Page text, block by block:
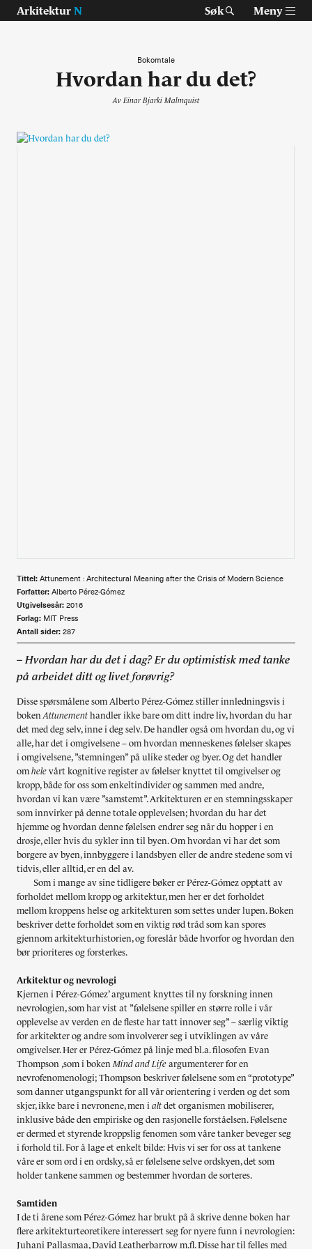
Arkitektur N Søk Meny
Tidsskrift for arkitektur, interiør og landskap
Temaer
Bokomtale
Hvordan har du det?
Av Einar Bjarki Malmquist
Tittel: Attunement : Architectural Meaning after the Crisis of Modern Science
Forfatter: Alberto Pérez-Gómez
Utgivelsesår: 2016
Forlag: MIT Press
Antall sider: 287
– Hvordan har du det i dag? Er du optimistisk med tanke
på arbeidet ditt og livet forøvrig?
Disse spørsmålene som Alberto Pérez-Gómez stiller innledningsvis i
bokenAttunement handler ikke bare om ditt indre liv, hvordan du har
det med deg selv, inne i deg selv. De handler også om hvordan du, og vi
alle, har det i omgivelsene – om hvordan menneskenes følelser skapes
i omgivelsene, ”stemningen” på ulike steder og byer. Og det handler
om hele vårt kognitive register av følelser knyttet til omgivelser og
kropp, både for oss som enkeltindivider og sammen med andre,
hvordan vi kan være ”samstemt”. Arkitekturen er en stemningsskaper
som innvirker på denne totale opplevelsen; hvordan du har det
hjemme og hvordan denne følelsen endrer seg når du hopper i en
drosje, eller hvis du sykler inn til byen. Om hvordan vi har det som
borgere av byen, innbyggere i landsbyen eller de andre stedene som vi
tidvis, eller alltid, er en del av.
Som i mange av sine tidligere bøker er Pérez-Gómez opptatt av
forholdet mellom kropp og arkitektur, men her er det forholdet
mellom kroppens helse og arkitekturen som settes under lupen. Boken
beskriver dette forholdet som en viktig rød tråd som kan spores
gjennom arkitekturhistorien, og foreslår både hvorfor og hvordan den
bør prioriteres og forsterkes.
Arkitektur og nevrologi
Kjernen i Pérez-Gómez’ argument knyttes til ny forskning innen
nevrologien, som har vist at ”følelsene spiller en større rolle i vår
opplevelse av verden en de fleste har tatt innover seg” – særlig viktig
for arkitekter og andre som involverer seg i utviklingen av våre
omgivelser. Her er Pérez-Gómez på linje med bl.a. filosofen Evan
Thompson ,som i boken Mind and Life argumenterer for en
nevrofenomenologi; Thompson beskriver følelsene som en “prototype”
som danner utgangspunkt for all vår orientering i verden og det som
skjer, ikke bare i nevronene, men i alt det organismen mobiliserer,
inklusive både den empiriske og den rasjonelle forståelsen. Følelsene
er dermed et styrende kroppslig fenomen som våre tanker beveger seg
i forhold til. For å lage et enkelt bilde: Hvis vi ser for oss at tankene
våre er som ord i en ordsky, så er følelsene selve ordskyen, det som
holder tankene sammen og bestemmer hvordan de sorteres.
Samtiden
I de ti årene som Pérez-Gómez har brukt på å skrive denne boken har
flere arkitekturteoretikere interessert seg for nyere funn i nevrologien:
Juhani Pallasmaa, David Leatherbarrow m.fl. Disse har til felles med